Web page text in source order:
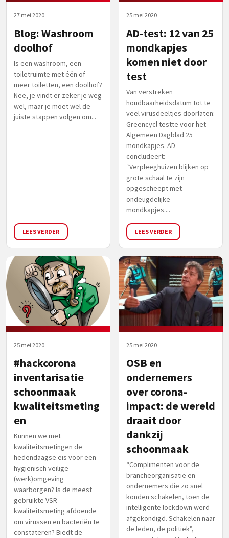
27 mei 2020
Blog: Washroom
doolhof
Is een washroom, een
toiletruimte met één of
meer toiletten, een doolhof?
Nee, je vindt er zeker je weg
wel, maar je moet wel de
juiste stappen volgen om...
LEES VERDER
25 mei 2020
AD-test: 12 van 25
mondkapjes
komen niet door
test
Van verstreken
houdbaarheidsdatum tot te
veel virusdeeltjes doorlaten:
Greencycl testte voor het
Algemeen Dagblad 25
mondkapjes. AD
concludeert:
“Verpleeghuizen blijken op
grote schaal te zijn
opgescheept met
ondeugdelijke
mondkapjes....
LEES VERDER
25 mei 2020
#hackcorona
inventarisatie
schoonmaak
kwaliteitsmeting
en
Kunnen we met
kwaliteitsmetingen de
hedendaagse eis voor een
hygiënisch veilige
(werk)omgeving
waarborgen? Is de meest
gebruikte VSR-
kwaliteitsmeting afdoende
om virussen en bacteriën te
constateren? Biedt de
25 mei 2020
OSB en
ondernemers
over corona-
impact: de wereld
draait door
dankzij
schoonmaak
“Complimenten voor de
brancheorganisatie en
ondernemers die zo snel
konden schakelen, toen de
intelligente lockdown werd
afgekondigd. Schakelen naar
de leden, de politiek”,